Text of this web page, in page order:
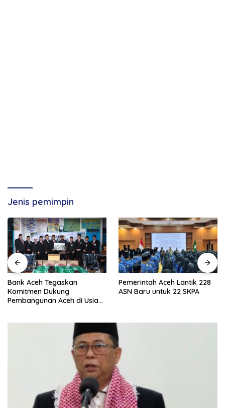
Jenis pemimpin
Bank Aceh Tegaskan
Komitmen Dukung
Pembangunan Aceh di Usia
Pemerintah Aceh Lantik 228
ASN Baru untuk 22 SKPA